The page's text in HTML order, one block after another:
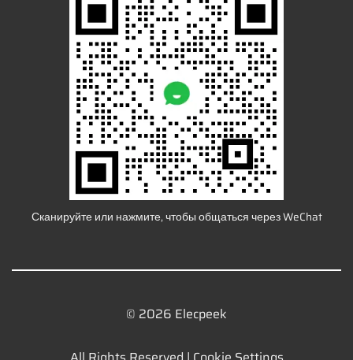
Сканируйте или нажмите, чтобы общаться через WeChat
© 2026 Elecpeek